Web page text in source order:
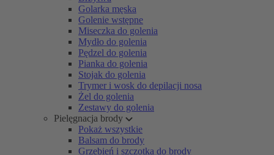
Golarka męska
Golenie wstępne
Miseczka do golenia
Mydło do golenia
Pędzel do golenia
Pianka do golenia
Stojak do golenia
Trymer i wosk do depilacji nosa
Żel do golenia
Zestawy do golenia
Pielęgnacja brody
Pokaż wszystkie
Balsam do brody
Grzebień i szczotka do brody